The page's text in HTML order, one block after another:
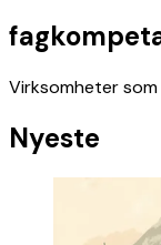
Virksomheter
Nyeste